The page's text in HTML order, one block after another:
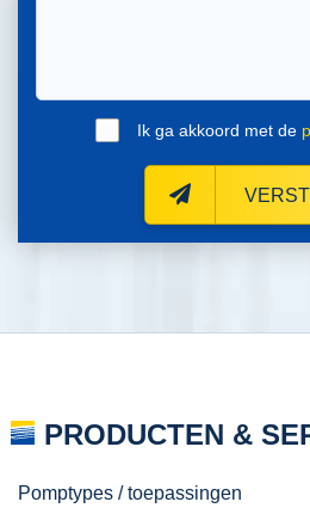
Ik ga akkoord met de
PRODUCTEN &
Pomptypes / toepassingen